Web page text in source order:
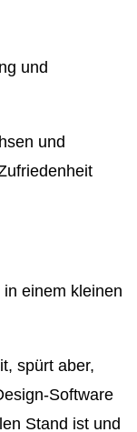
und
und
einem kleinen
spürt aber,
Software
Stand ist und